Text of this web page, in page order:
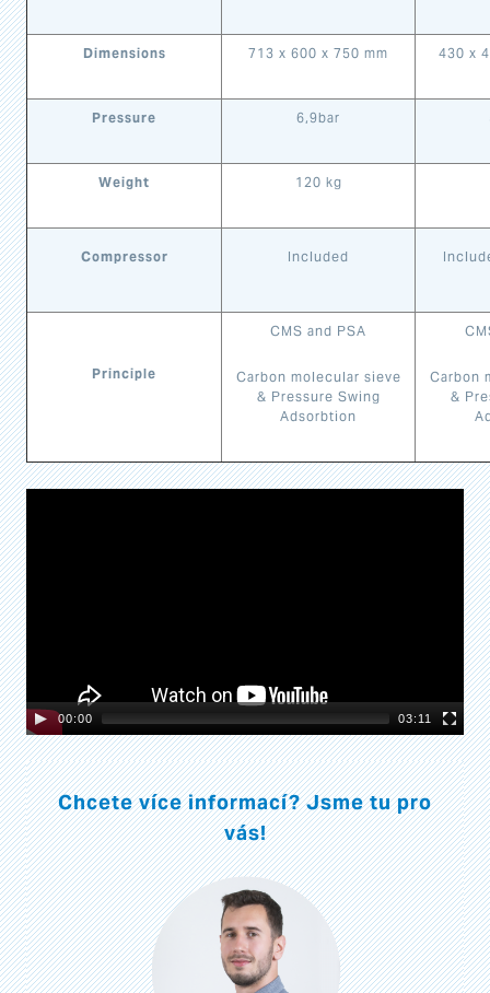
Dimensions 713 x 600 x 750 mm 430 x
Pressure 6,9bar
Weight 120 kg
Compressor Included
Principle
CMS and PSA
Carbon molecular sieve
& Pressure Swing
Adsorbtion
Carbon
&
00:00 03:11
Chcete více informací? Jsme tu pro
vás!